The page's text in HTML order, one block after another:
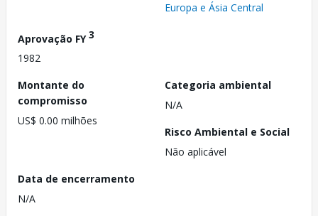
Europa e Ásia Central
Aprovação FY3
1982
Montante do
compromisso
US$ 0.00 milhões
Categoria ambiental
N/A
Risco Ambiental e Social
Não aplicável
Data de encerramento
N/A